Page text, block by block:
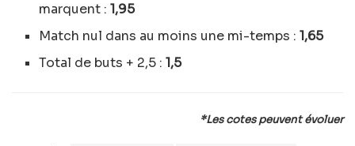
marquent :1,95
Match nul dans au moins une mi-temps :1,65
Total de buts + 2,5 :1,5
*Les cotes peuvent évoluer